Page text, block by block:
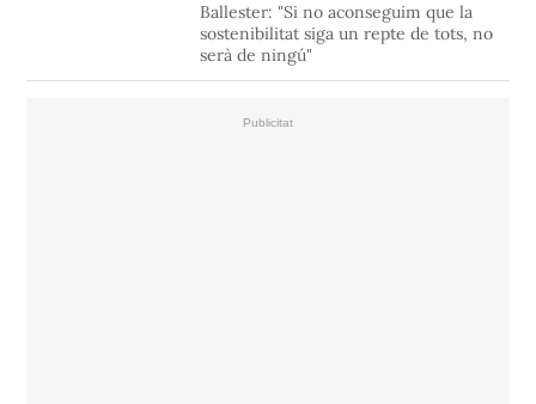
Ballester: "Si no aconseguim que la
sostenibilitat siga un repte de tots, no
serà de ningú"